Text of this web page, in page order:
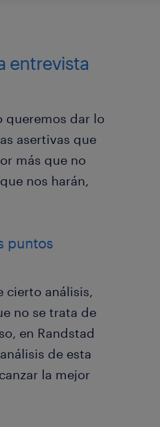
entrevista
queremos dar lo
asertivas que
más que no
nos harán,
puntos
cierto análisis,
no se trata de
en Randstad
de esta
la mejor